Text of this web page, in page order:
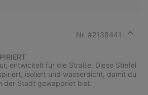
Nr. #2138441
section
entwickelt für die Straße. Diese Stiefel
isoliert und wasserdicht, damit du
der Stadt gewappnet bist.